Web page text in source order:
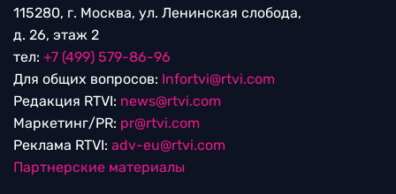
115280, г. Москва, ул. Ленинская слобода,
д. 26, этаж 2
тел: +7 (499) 579-86-96
Для общих вопросов: Infortvi@rtvi.com
Редакция RTVI: news@rtvi.com
Маркетинг/PR: pr@rtvi.com
Реклама RTVI: adv-eu@rtvi.com
Партнерские материалы